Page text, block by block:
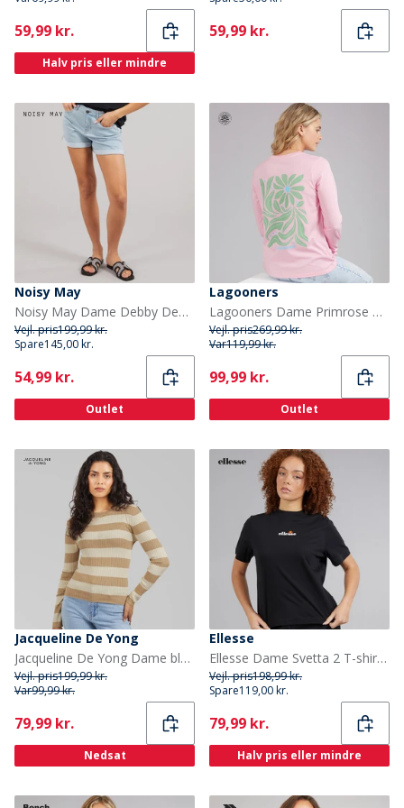
Current
59,99 kr.
Halv pris eller mindre
Current
59,99 kr.
Noisy May
Noisy May Dame Debby Denim Shorts Light Blue Denim
Vejl. pris199,99 kr.
Spare145,00 kr.
Current
54,99 kr.
Outlet
Lagooners
Lagooners Dame Primrose Path Langærmet T-shirt Light Pink
Vejl. pris269,99 kr.
Var119,99 kr.
Current
99,99 kr.
Outlet
Jacqueline De Yong
Jacqueline De Yong Dame blomme langærmet strik pullover Humus
Vejl. pris199,99 kr.
Var99,99 kr.
Current
79,99 kr.
Nedsat
Ellesse
Ellesse Dame Svetta 2 T-shirt Sort
Vejl. pris198,99 kr.
Spare119,00 kr.
Current
79,99 kr.
Halv pris eller mindre